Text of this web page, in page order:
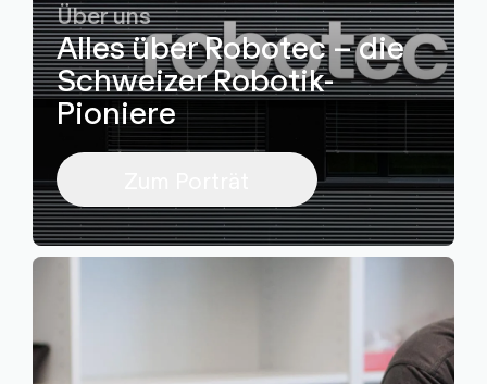
Über uns
Alles über Robotec – die
Schweizer Robotik-
Pioniere